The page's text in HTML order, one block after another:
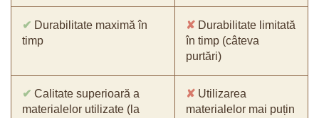
✔ Durabilitate maximă în
timp
✘ Durabilitate limitată
în timp (câteva
purtări)
✔ Calitate superioară a
materialelor utilizate (la
✘ Utilizarea
materialelor mai puțin